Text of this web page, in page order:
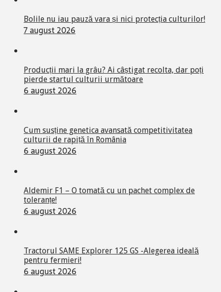
Bolile nu iau pauză vara și nici protecția culturilor!
7 august 2026
Producții mari la grâu? Ai câștigat recolta, dar poți
pierde startul culturii următoare
6 august 2026
Cum susține genetica avansată competitivitatea
culturii de rapiță în România
6 august 2026
Aldemir F1 – O tomată cu un pachet complex de
toleranțe!
6 august 2026
Tractorul SAME Explorer 125 GS -Alegerea ideală
pentru fermieri!
6 august 2026